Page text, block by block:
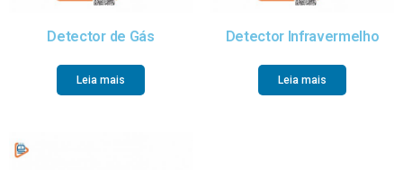
Detector de Gás
Leia mais
Detector Infravermelho
Leia mais